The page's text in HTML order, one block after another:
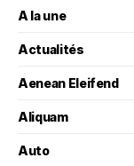
A la une
Actualités
Aenean Eleifend
Aliquam
Auto